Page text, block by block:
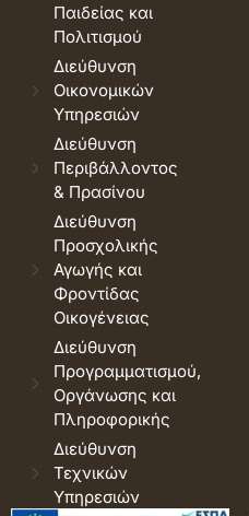
Παιδείας και
Πολιτισμού
Διεύθυνση
Οικονομικών
Υπηρεσιών
Διεύθυνση
Περιβάλλοντος
& Πρασίνου
Διεύθυνση
Προσχολικής
Αγωγής και
Φροντίδας
Οικογένειας
Διεύθυνση
Προγραμματισμού,
Οργάνωσης και
Πληροφορικής
Διεύθυνση
Τεχνικών
Υπηρεσιών